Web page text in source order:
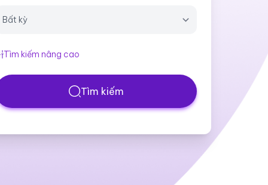
Tìm kiếm nâng cao
Tìm kiếm